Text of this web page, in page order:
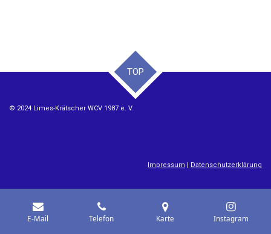
TOP
© 2024 Limes-Krätscher WCV 1987 e. V.
Impressum | Datenschutzerklärung
E-Mail Telefon Karte Instagram